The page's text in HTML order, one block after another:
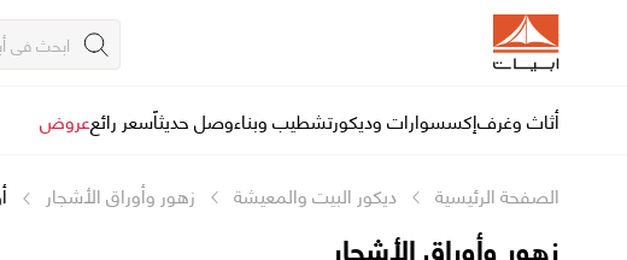
أثاث وغرفإكسسوارات وديكورتشطيب وبناءوصل حديثاًسعر رائععروض
الصفحة الرئيسية ديكور البيت والمعيشة زهور وأوراق الأشجار
زهور وأوراق الأشجار